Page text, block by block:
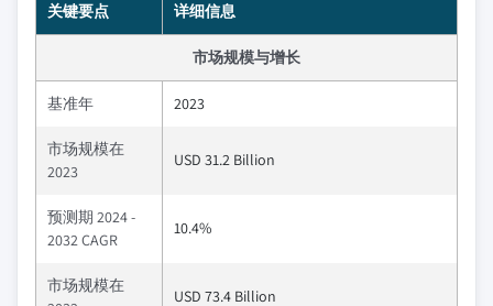
关键要点 详细信息
市场规模与增长
基准年 2023
市场规模在
2023
USD 31.2 Billion
预测期 2024 -
2032 CAGR
10.4%
市场规模在
USD 73.4 Billion